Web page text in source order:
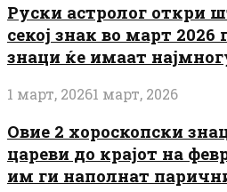
Руски астролог откри
секој знак во март 2026
знаци ќе имаат
1 март, 20261 март, 2026
Овие 2 хороскопски
цареви до крајот на
им ги наполнат